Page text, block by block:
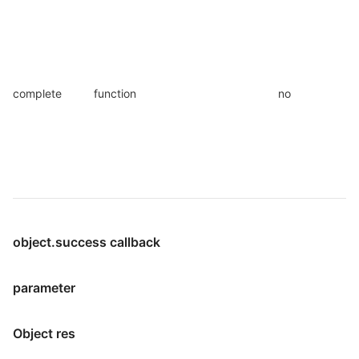
complete function no
object.success callback
parameter
Object res